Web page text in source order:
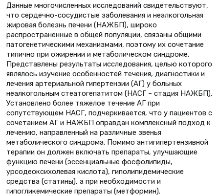
Данные многочисленных исследований свидетельствуют,
что сердечно-сосудистые заболевания и неалкогольная
жировая болезнь печени (НАЖБП), широко
распространенные в общей популяции, связаны общими
патогенетическими механизмами, поэтому их сочетание
типично при ожирении и метаболическом синдроме.
Представлены результаты исследования, целью которого
являлось изучение особенностей течения, диагностики и
лечения артериальной гипертензии (АГ) у больных
неалкогольным стеатогепатитом (НАСГ – стадия НАЖБП).
Установлено более тяжелое течение АГ при
сопутствующем НАСГ, подчеркивается, что у пациентов с
сочетанием АГ и НАЖБП оправдан комплексный подход к
лечению, направленный на различные звенья
метаболического синдрома. Помимо антигипертензивной
терапии он должен включать препараты, улучшающие
функцию печени (эссенциальные фосфолипиды,
урсодеоксихолевая кислота), гиполипидемические
средства (статины), а при необходимости и
гипогликемические препараты (метформин).